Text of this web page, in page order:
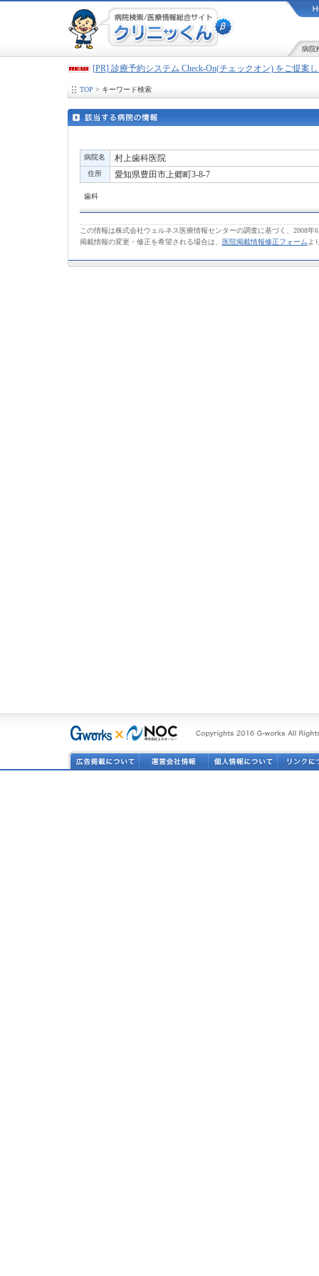
病院
[PR] 診療予約システム Check-On(チェックオン) をご提案
TOP > キーワード検索
病院名 村上歯科医院
住所 愛知県豊田市上郷町3-8-7
歯科
この情報は株式会社ウェルネス医療情報センターの調査に基づく、2008年
掲載情報の変更・修正を希望される場合は、
医院掲載情報修正フォーム よ